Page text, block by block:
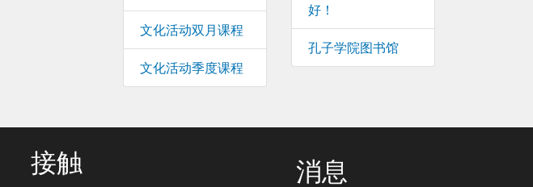
文化活动双月课程
文化活动季度课程
好！
孔子学院图书馆
接触 消息